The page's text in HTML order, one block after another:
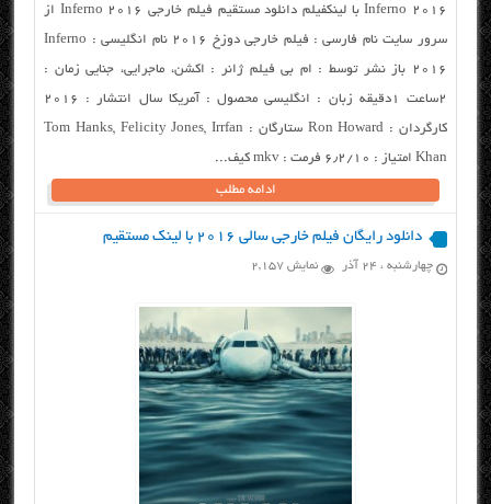
Inferno 2016 با لینکفیلم دانلود مستقیم فیلم خارجی Inferno 2016 از
سرور سایت نام فارسی : فیلم خارجی دوزخ ۲۰۱۶ نام انگلیسی : Inferno
2016 باز نشر توسط : ام بی فیلم ژانر : اکشن، ماجرایی، جنایی زمان :
۲ساعت ۱دقیقه زبان : انگلیسی محصول : آمریکا سال انتشار : ۲۰۱۶
کارگردان : Ron Howard ستارگان : Tom Hanks, Felicity Jones, Irrfan
Khan امتیاز : ۶٫۲/۱۰ فرمت : mkv کیف...
ادامه مطلب
دانلود رایگان فیلم خارجی سالی ۲۰۱۶ با لینک مستقیم
چهارشنبه ، ۲۴ آذر نمایش 2,157